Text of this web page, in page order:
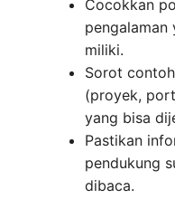
Cocokkan
pengalaman
miliki.
Sorot
(proyek,
yang bisa
Pastikan
pendukung
dibaca.